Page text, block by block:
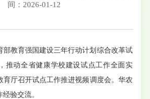
间：2026-01-12
部教育强国建设三年行动计划综合改革试
推动全省健康学校建设试点工作全面实
育厅召开试点工作推进视频调度会。华农
验交流。